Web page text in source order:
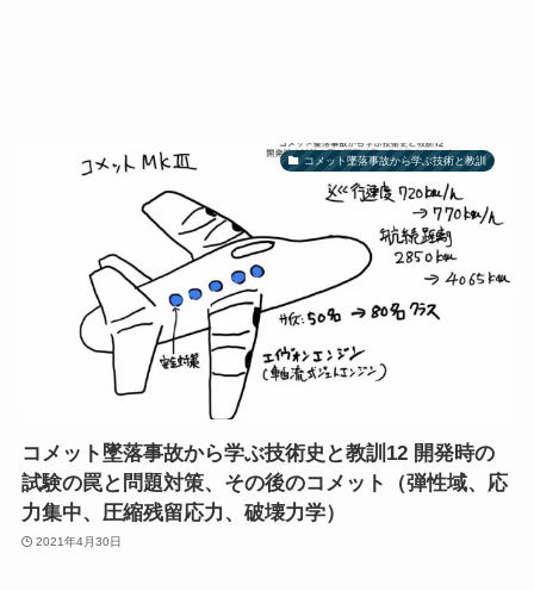
コメット墜落事故から学ぶ技術と教訓
コメット墜落事故から学ぶ技術史と教訓12 開発時の
試験の罠と問題対策、その後のコメット（弾性域、応
力集中、圧縮残留応力、破壊力学）
2021年4月30日